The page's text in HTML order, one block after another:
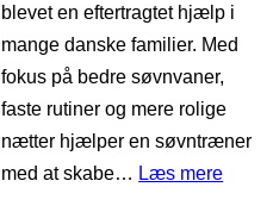
v
i
s
e
t
i
l
s
t
e
a
m
m
blevet en eftertragtet hjælp i
mange danske familier. Med
fokus på bedre søvnvaner,
faste rutiner og mere rolige
nætter hjælper en søvntræner
med at skabe… Læs mere: